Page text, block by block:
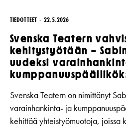
TIEDOTTEET 22.5.2026
Svenska Teatern
kehitystyötään –
uudeksi
Svenska Teatern on nimittänyt
varainhankinta- ja
kehittää yhteistyömuotoja, joissa